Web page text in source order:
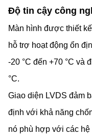
Độ tin cậy công
Màn hình được thiết
hỗ trợ hoạt động ổn
-20 °C đến +70 °C và
°C.
Giao diện LVDS đảm
định với khả năng
nó phù hợp với các hệ